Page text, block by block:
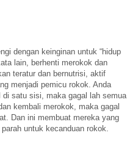
dengan keinginan untuk “hidup
lain, berhenti merokok dan
teratur dan bernutrisi, aktif
menjadi pemicu rokok. Anda
di satu sisi, maka gagal lah semua
kembali merokok, maka gagal
Dan ini membuat mereka yang
untuk kecanduan rokok.